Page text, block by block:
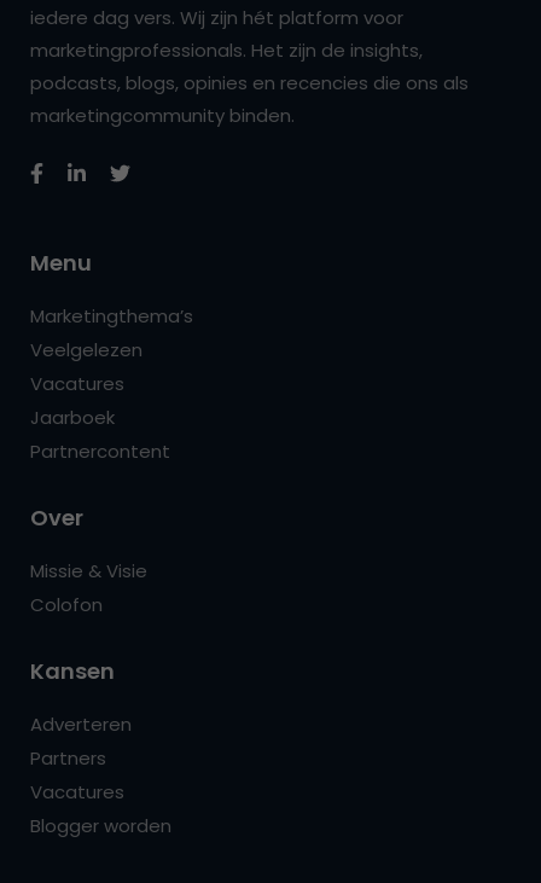
iedere dag vers. Wij zijn hét platform voor
marketingprofessionals. Het zijn de insights,
podcasts, blogs, opinies en recencies die ons als
marketingcommunity binden.
Menu
Marketingthema’s
Veelgelezen
Vacatures
Jaarboek
Partnercontent
Over
Missie & Visie
Colofon
Kansen
Adverteren
Partners
Vacatures
Blogger worden